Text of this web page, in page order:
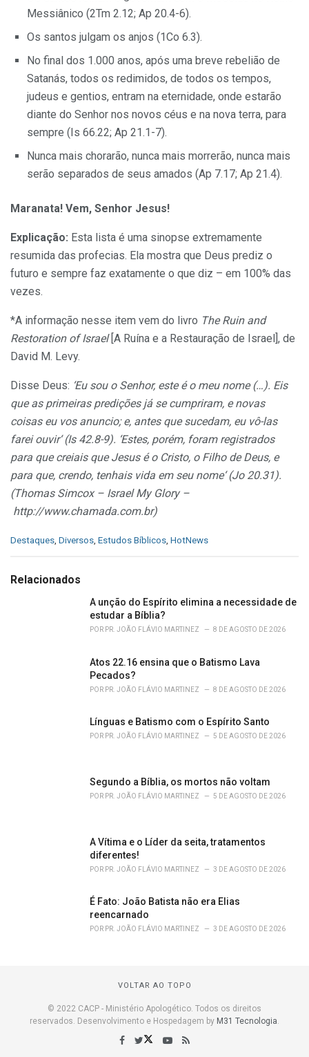
Messiânico (2Tm 2.12; Ap 20.4-6).
Os santos julgam os anjos (1Co 6.3).
No final dos 1.000 anos, após uma breve rebelião de
Satanás, todos os redimidos, de todos os tempos,
judeus e gentios, entram na eternidade, onde estarão
diante do Senhor nos novos céus e na nova terra, para
sempre (Is 66.22; Ap 21.1-7).
Nunca mais chorarão, nunca mais morrerão, nunca mais
serão separados de seus amados (Ap 7.17; Ap 21.4).
Maranata! Vem, Senhor Jesus!
Explicação: Esta lista é uma sinopse extremamente
resumida das profecias. Ela mostra que Deus prediz o
futuro e sempre faz exatamente o que diz – em 100% das
vezes.
*A informação nesse item vem do livro The Ruin and
Restoration of Israel[A Ruína e a Restauração de Israel], de
David M. Levy.
Disse Deus: ‘Eu sou o Senhor, este é o meu nome (…). Eis
que as primeiras predições já se cumpriram, e novas
coisas eu vos anuncio; e, antes que sucedam, eu vô-las
farei ouvir‘ (Is 42.8-9). ‘Estes, porém, foram registrados
para que creiais que Jesus é o Cristo, o Filho de Deus, e
para que, crendo, tenhais vida em seu nome‘ (Jo 20.31).
(Thomas Simcox – Israel My Glory–
http://www.chamada.com.br)
C
e
Destaques Diversos Estudos Bíblicos HotNews
Relacionados
A unção do Espírito elimina a necessidade de
estudar a Bíblia?
POR PR. JOÃO FLÁVIO MARTINEZ 8 DE AGOSTO DE 2026
Atos 22.16 ensina que o Batismo Lava
Pecados?
POR PR. JOÃO FLÁVIO MARTINEZ 8 DE AGOSTO DE 2026
Línguas e Batismo com o Espírito Santo
POR PR. JOÃO FLÁVIO MARTINEZ 5 DE AGOSTO DE 2026
Segundo a Bíblia, os mortos não voltam
POR PR. JOÃO FLÁVIO MARTINEZ 5 DE AGOSTO DE 2026
A Vítima e o Líder da seita, tratamentos
diferentes!
POR PR. JOÃO FLÁVIO MARTINEZ 3 DE AGOSTO DE 2026
É Fato: João Batista não era Elias
reencarnado
POR PR. JOÃO FLÁVIO MARTINEZ 3 DE AGOSTO DE 2026
VOLTAR AO TOPO
© 2022 CACP - Ministério Apologético. Todos os direitos
reservados. Desenvolvimento e Hospedagem by M31 Tecnologia.